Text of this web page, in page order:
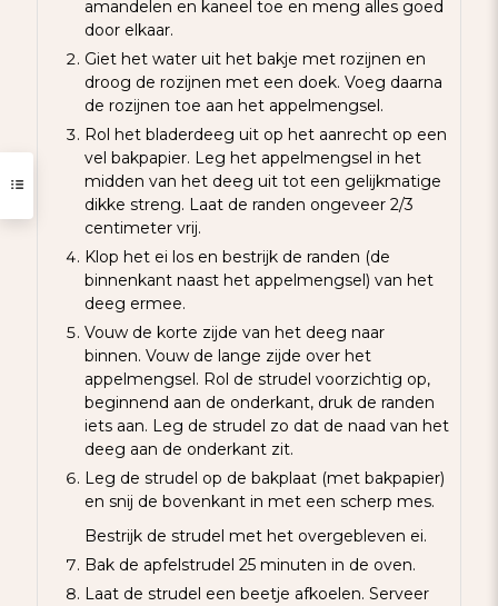
amandelen en kaneel toe en meng alles goed
door elkaar.
Giet het water uit het bakje met rozijnen en
droog de rozijnen met een doek. Voeg daarna
de rozijnen toe aan het appelmengsel.
Rol het bladerdeeg uit op het aanrecht op een
vel bakpapier. Leg het appelmengsel in het
midden van het deeg uit tot een gelijkmatige
dikke streng. Laat de randen ongeveer 2/3
centimeter vrij.
Klop het ei los en bestrijk de randen (de
binnenkant naast het appelmengsel) van het
deeg ermee.
Vouw de korte zijde van het deeg naar
binnen. Vouw de lange zijde over het
appelmengsel. Rol de strudel voorzichtig op,
beginnend aan de onderkant, druk de randen
iets aan. Leg de strudel zo dat de naad van het
deeg aan de onderkant zit.
Leg de strudel op de bakplaat (met bakpapier)
en snij de bovenkant in met een scherp mes.
Bestrijk de strudel met het overgebleven ei.
Bak de apfelstrudel 25 minuten in de oven.
Laat de strudel een beetje afkoelen. Serveer